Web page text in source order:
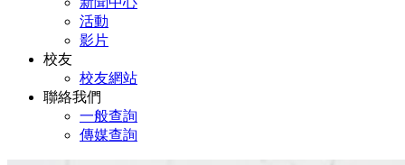
活動
影片
校友
校友網站
聯絡我們
一般查詢
傳媒查詢